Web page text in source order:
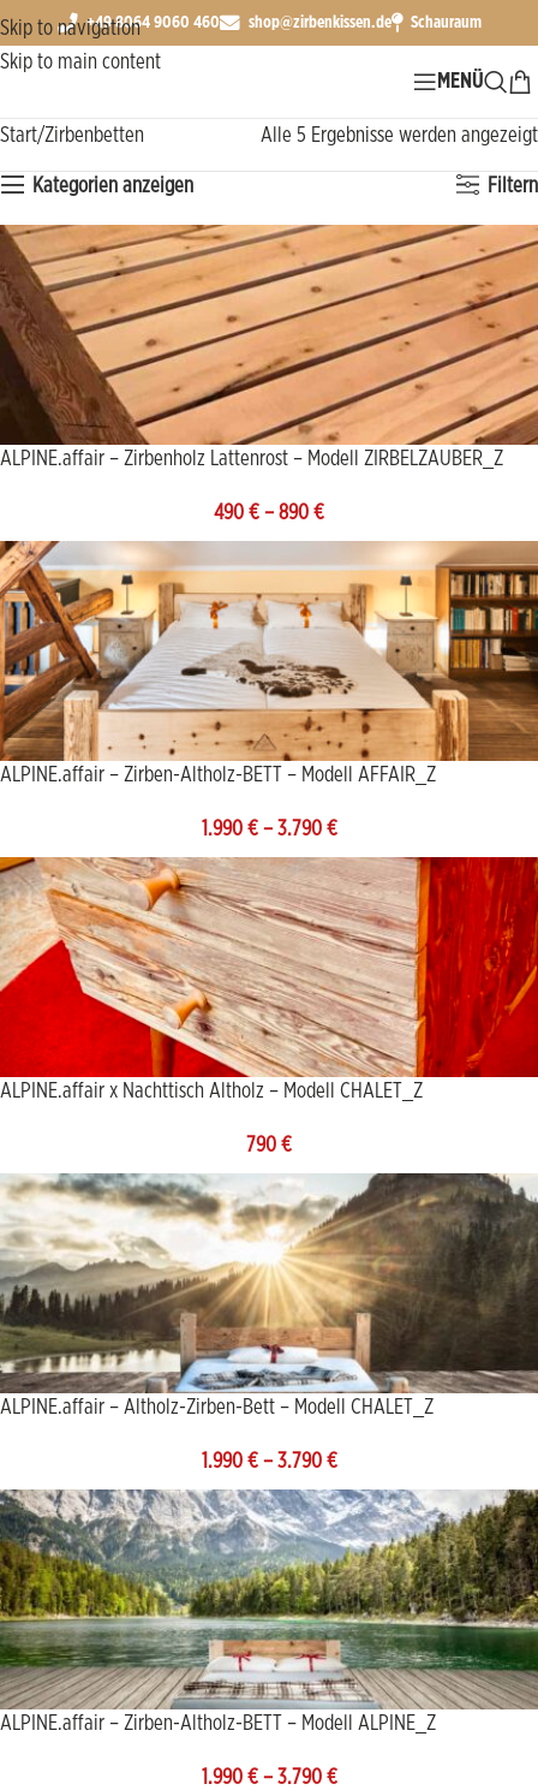
Skip to navigation
Skip to main content
+49 8064 9060 460 shop@zirbenkissen.de Schauraum
MENÜ
Start Zirbenbetten Alle 5 Ergebnisse werden angezeigt
Kategorien anzeigen Filtern
ALPINE.affair – Zirbenholz Lattenrost – Modell ZIRBELZAUBER_Z
490 € – 890 €
ALPINE.affair – Zirben-Altholz-BETT – Modell AFFAIR_Z
1.990 €– 3.790 €
ALPINE.affair x Nachttisch Altholz – Modell CHALET_Z
790 €
ALPINE.affair – Altholz-Zirben-Bett – Modell CHALET_Z
1.990 €– 3.790 €
ALPINE.affair – Zirben-Altholz-BETT – Modell ALPINE_Z
1.990 €– 3.790 €